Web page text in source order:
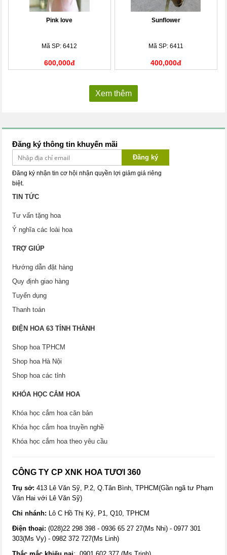
Pink love
Mã SP: 6412
600,000đ
Sunflower
Mã SP: 6411
400,000đ
Xem thêm
Đăng ký thông tin khuyến mãi
Đăng ký
Đăng ký nhận tin cơ hội nhận quyền lợi giảm giá riêng
biệt.
TIN TỨC
Tư vấn tặng hoa
Ý nghĩa các loài hoa
TRỢ GIÚP
Hướng dẫn đặt hàng
Quy định giao hàng
Tuyển dụng
Thanh toán
ĐIỆN HOA 63 TỈNH THÀNH
Shop hoa TPHCM
Shop hoa Hà Nội
Shop hoa các tỉnh
KHÓA HỌC CẮM HOA
Khóa học cắm hoa căn bản
Khóa học cắm hoa truyền nghề
Khóa học cắm hoa theo yêu cầu
CÔNG TY CP XNK HOA TƯƠI 360
Trụ sở:413 Lê Văn Sỹ, P.2, Q.Tân Bình, TPHCM(Gần ngã tư Phạm
Văn Hai với Lê Văn Sỹ)
Chi nhánh: Lô C Hồ Thị Kỷ, P1, Q10, TPHCM
Điện thoại: (028)22 298 398 - 0936 65 27 27(Ms Nhi) - 0977 301
303(Ms Vy) - 0982 372 727(Ms Linh)